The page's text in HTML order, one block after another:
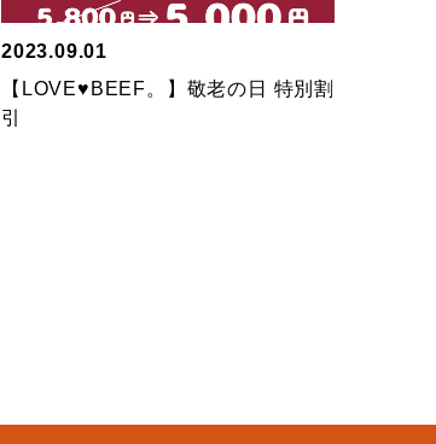
2023.09.01
【LOVE♥BEEF。】敬老の日 特別割
引